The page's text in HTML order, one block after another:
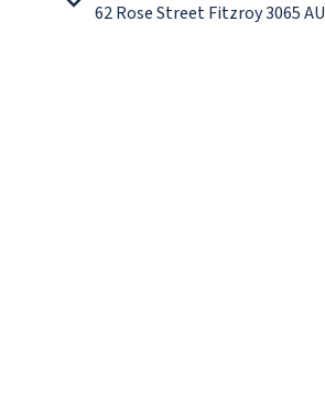
62 Rose Street Fitzroy 3065 AU